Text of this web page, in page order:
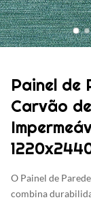
Painel de
Carvão
O Painel de
combina